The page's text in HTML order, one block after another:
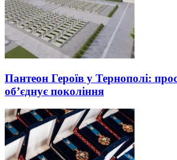
Пантеон Героїв у Тернополі:
об’єднує покоління